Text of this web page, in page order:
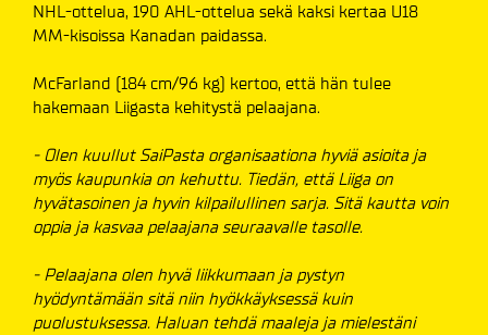
NHL-ottelua, 190 AHL-ottelua sekä kaksi kertaa U18
MM-kisoissa Kanadan paidassa.
McFarland (184 cm/96 kg) kertoo, että hän tulee
hakemaan Liigasta kehitystä pelaajana.
- Olen kuullut SaiPasta organisaationa hyviä asioita ja
myös kaupunkia on kehuttu. Tiedän, että Liiga on
hyvätasoinen ja hyvin kilpailullinen sarja. Sitä kautta voin
oppia ja kasvaa pelaajana seuraavalle tasolle.
- Pelaajana olen hyvä liikkumaan ja pystyn
hyödyntämään sitä niin hyökkäyksessä kuin
puolustuksessa. Haluan tehdä maaleja ja mielestäni